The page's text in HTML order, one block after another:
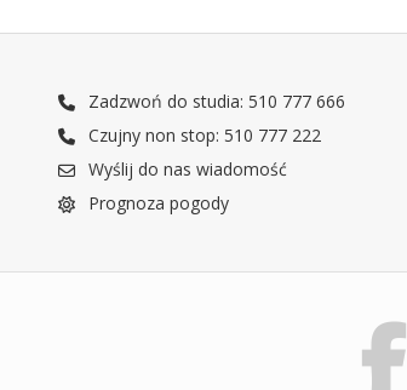
Zadzwoń do studia: 510 777 666
Czujny non stop: 510 777 222
Wyślij do nas wiadomość
Prognoza pogody